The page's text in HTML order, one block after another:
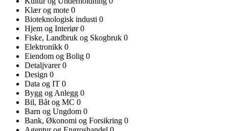
Klær og mote 0
Bioteknologisk industi 0
Hjem og Interiør0
Fiske, Landbruk og Skogbruk 0
Elektronikk 0
Eiendom og Bolig 0
Detaljvarer0
Design 0
Data og IT 0
Bygg og Anlegg 0
Bil, Båt og MC 0
Barn og Ungdom 0
Bank, Økonomi og Forsikring 0